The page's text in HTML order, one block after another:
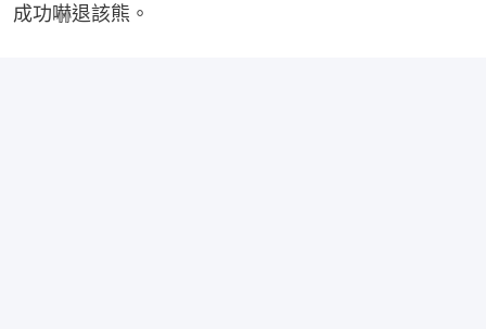
成功嚇退該熊。